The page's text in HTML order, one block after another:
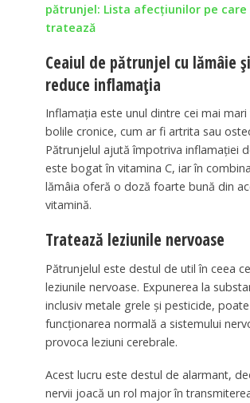
pătrunjel: Lista afecţiunilor pe care
tratează
Ceaiul de pătrunjel cu lămâie
reduce inflamația
Inflamația este unul dintre cei mai mari
bolile cronice, cum ar fi artrita sau
Pătrunjelul ajută împotriva inflamației
este bogat în vitamina C, iar în
lămâia oferă o doză foarte bună din
vitamină.
Tratează leziunile nervoase
Pătrunjelul este destul de util în ceea
leziunile nervoase. Expunerea la
inclusiv metale grele și pesticide,
funcționarea normală a sistemului
provoca leziuni cerebrale.
Acest lucru este destul de alarmant,
nervii joacă un rol major în